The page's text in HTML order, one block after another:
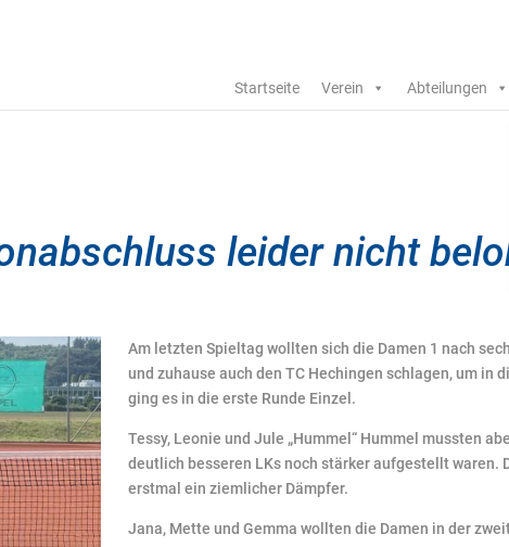
Startseite Verein Abteilungen
leider nicht
Am letzten Spieltag wollten sich die Damen 1 nach
und zuhause auch den TC Hechingen schlagen, um in
ging es in die erste Runde Einzel.
Tessy, Leonie und Jule „Hummel“ Hummel mussten
deutlich besseren LKs noch stärker aufgestellt waren.
erstmal ein ziemlicher Dämpfer.
Jana, Mette und Gemma wollten die Damen in der